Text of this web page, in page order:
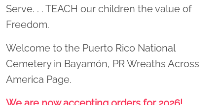
Serve. . . TEACH our children the value of
Freedom.
Welcome to the Puerto Rico National
Cemetery in Bayamón, PR Wreaths Across
America Page.